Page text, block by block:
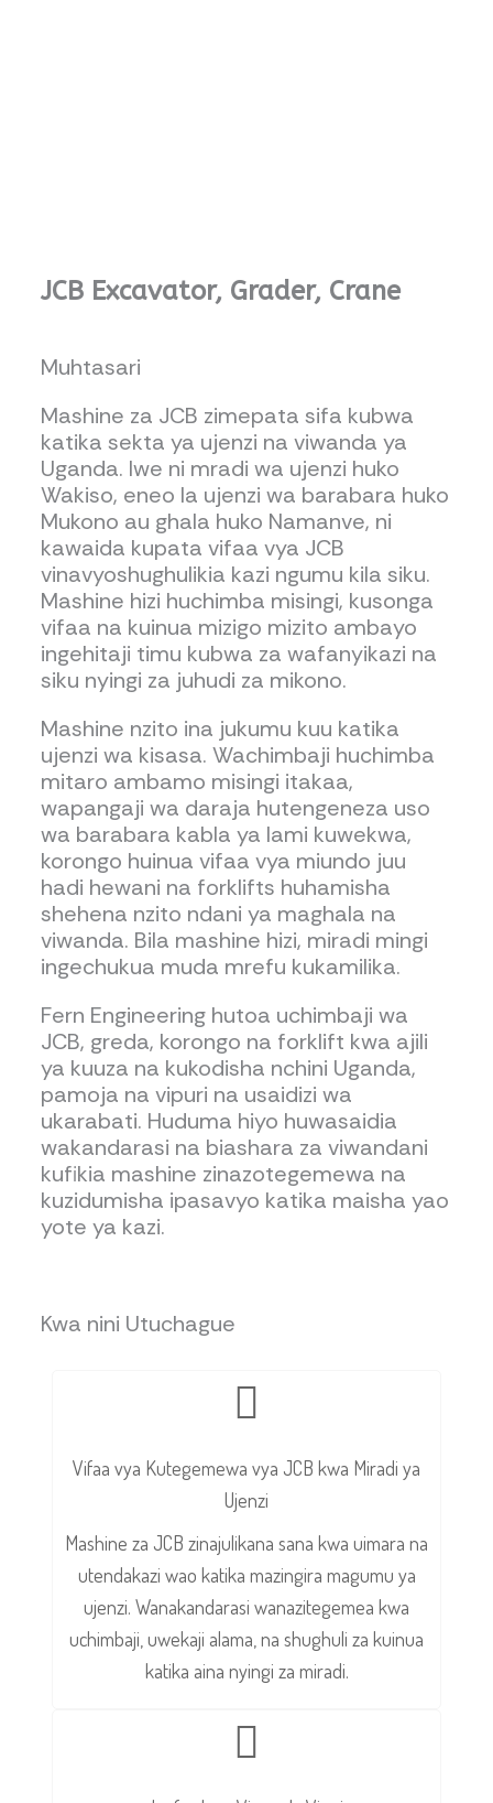
JCB Excavator, Grader, Crane
Muhtasari
Mashine za JCB zimepata sifa kubwa
katika sekta ya ujenzi na viwanda ya
Uganda. Iwe ni mradi wa ujenzi huko
Wakiso, eneo la ujenzi wa barabara huko
Mukono au ghala huko Namanve, ni
kawaida kupata vifaa vya JCB
vinavyoshughulikia kazi ngumu kila siku.
Mashine hizi huchimba misingi, kusonga
vifaa na kuinua mizigo mizito ambayo
ingehitaji timu kubwa za wafanyikazi na
siku nyingi za juhudi za mikono.
Mashine nzito ina jukumu kuu katika
ujenzi wa kisasa. Wachimbaji huchimba
mitaro ambamo misingi itakaa,
wapangaji wa daraja hutengeneza uso
wa barabara kabla ya lami kuwekwa,
korongo huinua vifaa vya miundo juu
hadi hewani na forklifts huhamisha
shehena nzito ndani ya maghala na
viwanda. Bila mashine hizi, miradi mingi
ingechukua muda mrefu kukamilika.
Fern Engineering hutoa uchimbaji wa
JCB, greda, korongo na forklift kwa ajili
ya kuuza na kukodisha nchini Uganda,
pamoja na vipuri na usaidizi wa
ukarabati. Huduma hiyo huwasaidia
wakandarasi na biashara za viwandani
kufikia mashine zinazotegemewa na
kuzidumisha ipasavyo katika maisha yao
yote ya kazi.
Kwa nini Utuchague
Vifaa vya Kutegemewa vya JCB kwa Miradi ya
Ujenzi
Mashine za JCB zinajulikana sana kwa uimara na
utendakazi wao katika mazingira magumu ya
ujenzi. Wanakandarasi wanazitegemea kwa
uchimbaji, uwekaji alama, na shughuli za kuinua
katika aina nyingi za miradi.